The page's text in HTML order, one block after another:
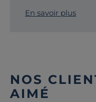
En savoir plus
NOS
AIMÉ